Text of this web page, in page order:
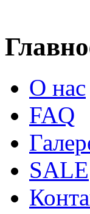
О нас
FAQ
SALE